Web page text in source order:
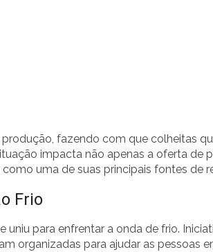
fazendo com que colheitas
impacta não apenas a oferta de
uma de suas principais fontes de
Frio
uniu para enfrentar a onda de frio.
organizadas para ajudar as pessoas